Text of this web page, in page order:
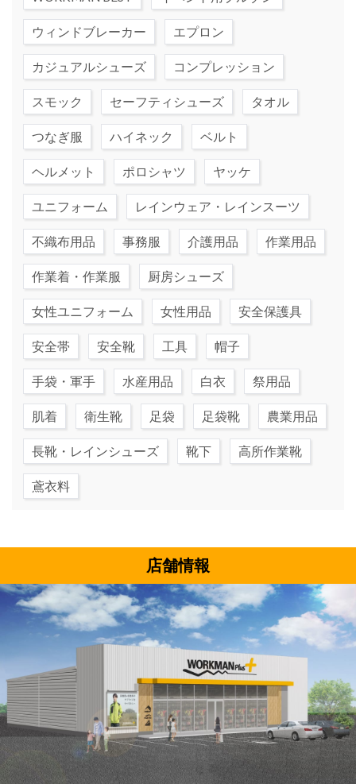
ウィンドブレーカー エプロン
カジュアルシューズ コンプレッション
スモック セーフティシューズ タオル
つなぎ服 ハイネック ベルト
ヘルメット ポロシャツ ヤッケ
ユニフォーム レインウェア・レインスーツ
不織布用品 事務服 介護用品 作業用品
作業着・作業服 厨房シューズ
女性ユニフォーム 女性用品 安全保護具
安全帯 安全靴 工具 帽子
手袋・軍手 水産用品 白衣 祭用品
肌着 衛生靴 足袋 足袋靴 農業用品
長靴・レインシューズ 靴下 高所作業靴
鳶衣料
店舗情報